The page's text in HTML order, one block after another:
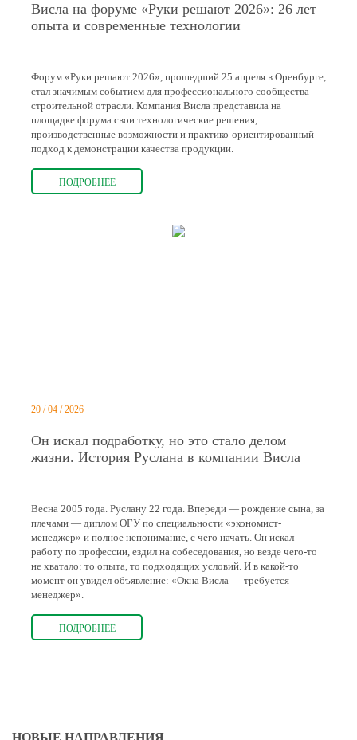
Висла на форуме «Руки решают 2026»: 26 лет
опыта и современные технологии
Форум «Руки решают 2026», прошедший 25 апреля в Оренбурге,
стал значимым событием для профессионального сообщества
строительной отрасли. Компания Висла представила на
площадке форума свои технологические решения,
производственные возможности и практико-ориентированный
подход к демонстрации качества продукции.
ПОДРОБНЕЕ
20 / 04 / 2026
Он искал подработку, но это стало делом
жизни. История Руслана в компании Висла
Весна 2005 года. Руслану 22 года. Впереди — рождение сына, за
плечами — диплом ОГУ по специальности «экономист-
менеджер» и полное непонимание, с чего начать. Он искал
работу по профессии, ездил на собеседования, но везде чего-то
не хватало: то опыта, то подходящих условий. И в какой-то
момент он увидел объявление: «Окна Висла — требуется
менеджер».
ПОДРОБНЕЕ
НОВЫЕ НАПРАВЛЕНИЯ